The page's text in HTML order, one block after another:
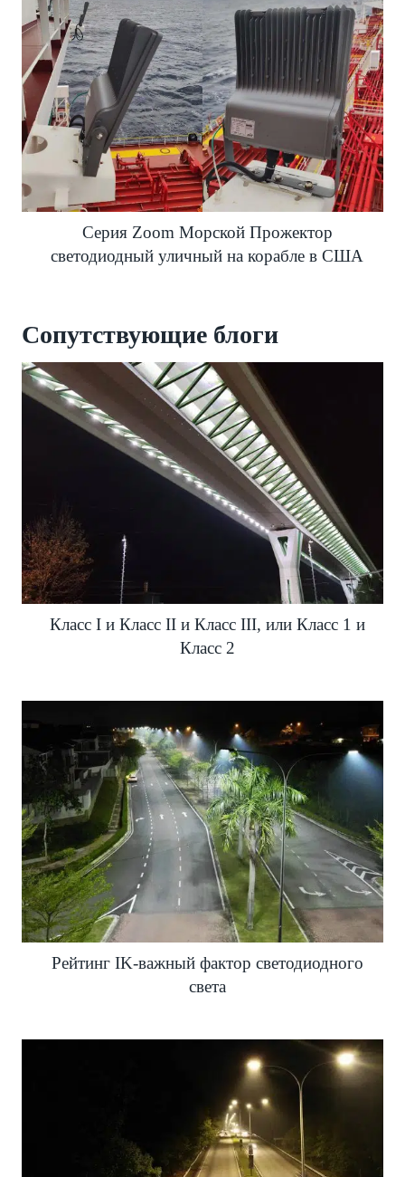
Серия Zoom Морской Прожектор
светодиодный уличный на корабле в США
Сопутствующие блоги
Класс I и Класс II и Класс III, или Класс 1 и
Класс 2
Рейтинг IK-важный фактор светодиодного
света